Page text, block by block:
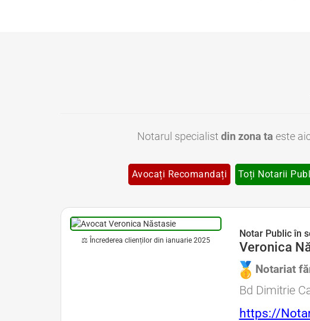
Notarul specialist din zona ta este
Avocați Recomandați Toți Notarii
⚖ Încrederea clienților din ianuarie 2025
Notar Public în
Veronica
Notariat
Bd Dimitrie
https://